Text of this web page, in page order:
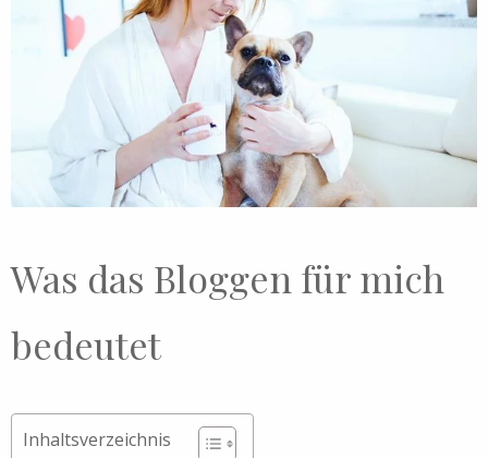
Was das Bloggen für mich
bedeutet
Inhaltsverzeichnis